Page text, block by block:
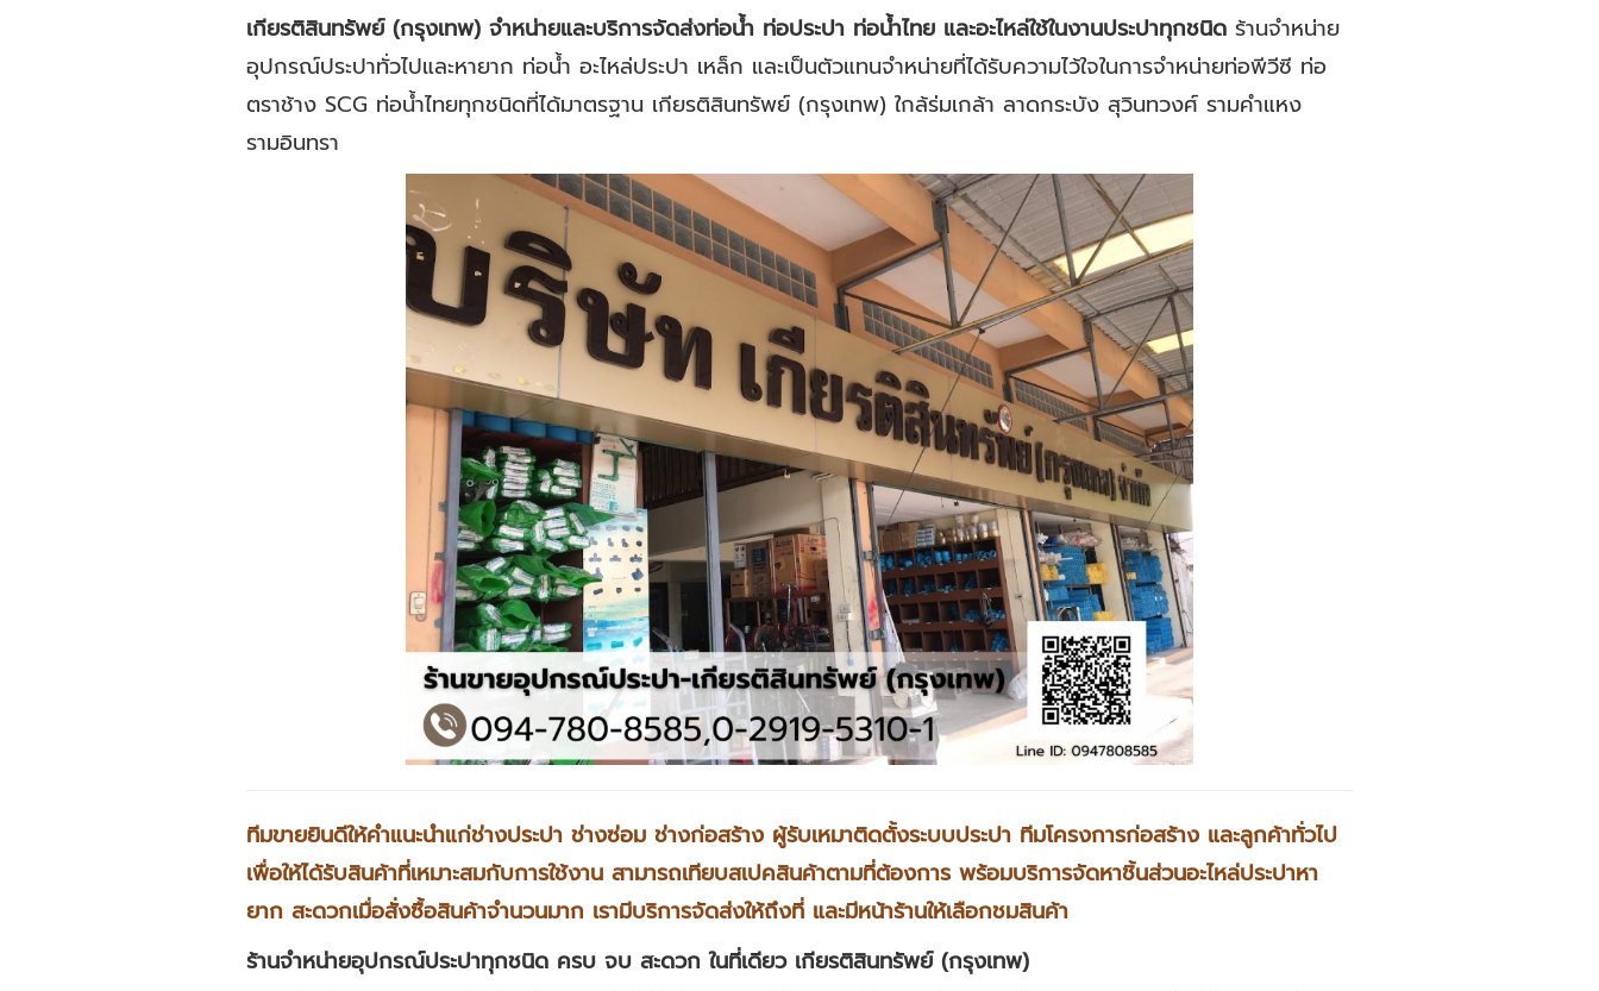
เกียรติสินทรัพย์ (กรุงเทพ) จำหน่ายและบริการจัดส่งท่อน้ำ ท่อประปา ท่อน้ำไทย และอะไหล่ใช้ในงานประปาทุกชนิด ร้านจำหน่าย
อุปกรณ์ประปาทั่วไปและหายาก ท่อน้ำ อะไหล่ประปา เหล็ก และเป็นตัวแทนจำหน่ายที่ได้รับความไว้ใจในการจำหน่ายท่อพีวีซี ท่อ
ตราช้าง SCG ท่อน้ำไทยทุกชนิดที่ได้มาตรฐาน เกียรติสินทรัพย์ (กรุงเทพ) ใกล้ร่มเกล้า ลาดกระบัง สุวินทวงศ์ รามคำแหง
รามอินทรา
ทีมขายยินดีให้คำแนะนำแก่ช่างประปา ช่างซ่อม ช่างก่อสร้าง ผู้รับเหมาติดตั้งระบบประปา ทีมโครงการก่อสร้าง และลูกค้าทั่วไป
เพื่อให้ได้รับสินค้าที่เหมาะสมกับการใช้งาน สามารถเทียบสเปคสินค้าตามที่ต้องการ พร้อมบริการจัดหาชิ้นส่วนอะไหล่ประปาหา
ยาก สะดวกเมื่อสั่งซื้อสินค้าจำนวนมาก เรามีบริการจัดส่งให้ถึงที่ และมีหน้าร้านให้เลือกชมสินค้า
ร้านจำหน่ายอุปกรณ์ประปาทุกชนิด ครบ จบ สะดวก ในที่เดียว เกียรติสินทรัพย์ (กรุงเทพ)